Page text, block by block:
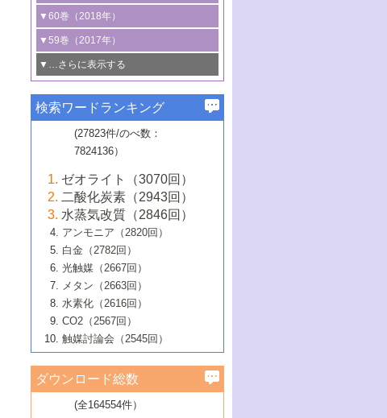
る非貴金属触媒の研究動向
5号 ゼオライトの合成と応用における研
究動向
6号 ヘテロ接合界面
B号 第135回触媒討論会（2025年）
線を利用した触媒解析技術の最先端
5号 単原子触媒
6号 参照触媒委員会からのお知らせ
B号 第133回触媒討論会（2023年）
4号 格子酸素・格子酸素欠陥を利用した
触媒反応
5号 生体触媒によるエネルギー変換反応
6号 窒素とリンの循環のための触媒・機
能性材料
3号 CO の排出削減および有効活用のた
めの触媒技術
4号 若手による情報発信企画～とびたて
若き触媒の研究者たち～（1）
若き触媒の研究者たち～（2）
6号 石油のノーブル・ユースを志向した
触媒技術
大学：オンライン・対面開催）
3号 特殊反応場を利用した触媒的分子変
換反応
4号 多孔質材料を用いた触媒の新展開
5号 情報学的手法を用いた触媒開発
6号 カーボンニュートラルに向けた電解
技術
B号 第127回触媒討論会（2021年・オン
ライン開催(Zoom)のみ）
タリゼーション
2号 機能化学品製造に資するクリーンな
触媒的酸化反応
3号 水処理のための触媒化学
4号 光触媒を用いた水分解の最新の研究
動向
5号 次世代の触媒プロセスを支えるマイ
6号 メタン転換技術の最新動向
B号 第125回触媒討論会（2020年・工学
院大学）
1号 物質移動制御に着目した触媒プロセ
ス開発
2号 CO2 フリー水素サプライチェーンに
関わる触媒開発動向
3号 精密高分子合成に関する最近の研究
動向
4号 バイオマス化成品製造のための触媒
5号 固体触媒による含窒素有機化合物変
換の最前線
6号 貴金属使用量低減に向けた自動車排
ガス浄化触媒の開発
B号 第123回触媒討論会（2019年・大阪
▼60巻（2018年）
1号 固体酸触媒の最新の研究動向
2号 二酸化炭素からの有用化学品合成
3号 ナノ粒子・クラスター触媒の最前線
4号 60周年記念企画
5号 進化するゼオライト合成技術
6号 非貴金属系触媒における電気化学的
B号 第121回触媒討論会（2018年・東京
大学）
▼59巻（2017年）
1号 いたるところに，触媒
最先端技術
3号 無機分離膜材料の開発と触媒反応プ
ロセスへの適用
5号 水素のふるまいを解き明かす最先端
研究
6号 低級アルカンの有効利用のための触
媒技術
B号 第119回触媒討論会（2017年・首都
大学東京）
▼…さらに表示する
1号 ユニークな構造の高分子を生み出す触
2号 リグニンからの化成品製造に向けた触
媒技術
3号 触媒研究の最先端～とびたて若き研究
者たち～（1）
4号 触媒研究の最先端～とびたて若き研究
者たち～（2）
5号 触媒研究の最先端～とびたて若き研究
者たち～（3）
6号 イオニクス材料と燃料電池・電解合成
の最新の研究動向
B号 第117回触媒討論会（2016年・大阪府
立大学）
▼57巻（2015年）
1号 水素キャリアにかかわる触媒技術の新
2号 石油精製用触媒の最近の進展
3号 固体酸化物形燃料電池（SOFC）におけ
るアノード触媒上での燃料直接改質技術
4号 コアシェル構造の制御による触媒機能
5号 工業触媒およびその周辺技術の最近の
進歩
6号 ナノシート
B号 第115回触媒討論会（2015年・成蹊大
▼56巻（2014年）
2号 光触媒反応機構に関する最新の研究動
向
開発動向
4号 人工光合成に向けた近年のアプローチ
5号 未利用熱エネルギーの有効活用に貢献
する触媒技術
6号 ポリオキソメタレート
B号 第113回触媒討論会（2014年・ロワジ
ールホテル豊橋）
1号 高耐久性燃料電池システム用触媒にお
ける新展開
2号 リビングラジカル重合の最近の動向
3号 天然ガスの化学工業的展開に関する触
媒技術
4号 貴金属触媒の精密構造制御とその活用
5号 バイオマス化成品製造のための固体触
6号 ナノ空間─吸着状態解析から新機能開拓
B号 第111回触媒討論会（2013年・関西大
▼54巻（2012年）
1号 規則性多孔体の利用技術における最近
の進歩
2号 第109回触媒討論会
3号 貴金属低減技術の最新動向
4号 貴金属代替技術の最新動向
5号 光触媒による物質変換反応の新展開
6号 グラフェン
7号 水素を利用する化成品合成の新潮流
▼53巻（2011年）
1号 金属学から見る合金触媒の新展開
2号 第107回触媒討論会
3号 触媒のその場観察法の進歩（１）
4号 触媒のその場観察法の進歩（２）
5号 不活性結合の触媒的活性化による有機
合成
6号 新しい固体酸触媒技術
7号 ゼオライト合成における最近の進歩
▼52巻（2010年）
1号 触媒の劣化対策と長寿命触媒開発
2号 第105回触媒討論会
3号 ナノ構造が拓く新機能
4号 活性サイトおよびその環境の精密な設
計による触媒の高機能化
5号 触媒を有効に使うための技術
7号 有機分子触媒による精密有機合成
1号 炭素材料－熱い注目を集める材料－
2号 第103回触媒討論会
3号 環境浄化用光触媒の現状と課題
4号 水素社会の実現に向けた水素製造・貯
蔵技術の進歩
5号 CO2が関わる触媒・材料
▼50巻（2008年）
1号 触媒化学と学会のこの10年，半世紀，
そして未来
2号 第101回触媒討論会
4号 錯体を利用したユニークな表面構造の
構築と機能
▼49巻（2007年）
1号 含フッ素化合物の合成と触媒
2号 第99回触媒討論会
3号 実用的ファインケミカル合成プロセス
を実現する触媒
▼48巻（2006年）
1号 固体酸触媒の最近の進歩
2号 第97回触媒討論会
3号 リビング重合触媒の最近の展開
1号 最近の触媒担体とその効果
2号 第95回触媒討論会
▼46巻（2004年）
1号 部分酸化反応触媒の最前線
▼45巻（2003年）
検索ワードランキング
(27823件/のべ数：
7824136）
ゼオライト（3070回）
二酸化炭素（2943回）
水蒸気改質（2846回）
アンモニア（2820回）
白金（2782回）
光触媒（2667回）
メタン（2663回）
水素化（2616回）
CO2（2567回）
触媒討論会（2545回）
ダウンロード総数
(全164554件）